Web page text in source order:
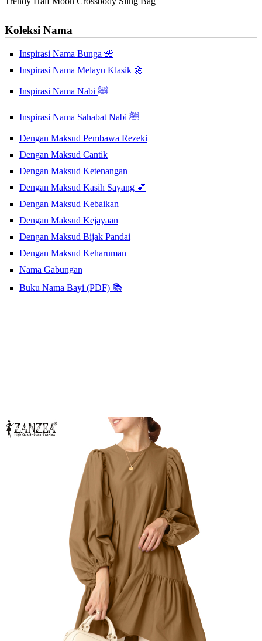
Koleksi Nama
Inspirasi Nama Bunga 🌺
Inspirasi Nama Melayu Klasik 🌼
Inspirasi Nama Nabi ﷺ
Inspirasi Nama Sahabat Nabi ﷺ
Dengan Maksud Pembawa Rezeki
Dengan Maksud Cantik
Dengan Maksud Ketenangan
Dengan Maksud Kasih Sayang 💕
Dengan Maksud Kebaikan
Dengan Maksud Kejayaan
Dengan Maksud Bijak Pandai
Dengan Maksud Keharuman
Nama Gabungan
Buku Nama Bayi (PDF) 📚